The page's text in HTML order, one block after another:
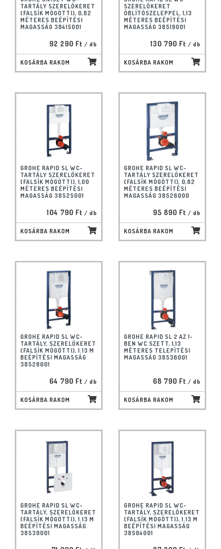
TARTÁLY SZERELŐKERET
(FALSÍK MÖGÖTTI), 0,82
MÉTERES BEÉPÍTÉSI
MAGASSÁG 38415001
92 290 Ft / db
KOSÁRBA RAKOM
SZERELŐKERET
ÖBLÍTŐSZELEPPEL, 1,13
MÉTERES BEÉPÍTÉSI
MAGASSÁG 38519001
130 790 Ft / db
KOSÁRBA RAKOM
GROHE RAPID SL WC-
TARTÁLY SZERELŐKERET
(FALSÍK MÖGÖTTI), 1,00
MÉTERES BEÉPÍTÉSI
MAGASSÁG 38525001
104 790 Ft / db
KOSÁRBA RAKOM
GROHE RAPID SL WC-
TARTÁLY SZERELŐKERET
(FALSÍK MÖGÖTTI), 0,82
MÉTERES BEÉPÍTÉSI
MAGASSÁG 38526000
95 890 Ft / db
KOSÁRBA RAKOM
GROHE RAPID SL WC-
TARTÁLY, SZERELŐKERET
(FALSÍK MÖGÖTTI), 1.13 M
BEÉPÍTÉSI MAGASSÁG
38528001
64 790 Ft / db
KOSÁRBA RAKOM
GROHE RAPID SL 2 AZ 1-
BEN WC SZETT, 1,13
MÉTERES TELEPÍTÉSI
MAGASSÁG 38536001
68 790 Ft / db
KOSÁRBA RAKOM
GROHE RAPID SL WC-
TARTÁLY, SZERELŐKERET
(FALSÍK MÖGÖTTI), 1.13 M
BEÉPÍTÉSI MAGASSÁG
38539001
GROHE RAPID SL WC-
TARTÁLY, SZERELŐKERET
(FALSÍK MÖGÖTTI), 1.13 M
BEÉPÍTÉSI MAGASSÁG
38584001